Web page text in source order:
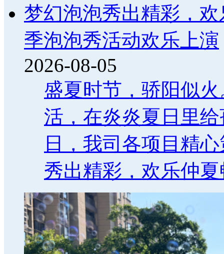
梦幻泡泡秀出精彩，
季泡泡秀活动欢乐上演
2026-08-05
盛夏时节，骄阳似
活，在炎炎夏日里
日，我司各项目精
秀出精彩，欢乐仲